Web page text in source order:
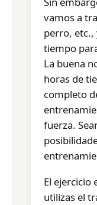
vamos a
perro,
tiempo
La buena
horas de
completo
fuerza.
El ejercicio
utilizas el